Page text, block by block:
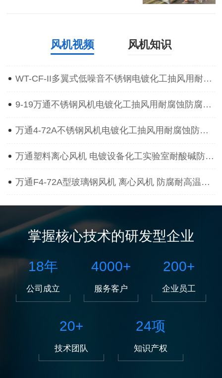
风机视频 风机知识
WT-CF-II多翼式低噪音不锈钢电镀化工抽风用耐腐蚀防腐离心通风机
9-19万通不锈钢风机电镀化工抽风用耐腐蚀防腐防爆离心通风机
万通4-72A不锈钢风机电镀化工抽风用耐腐蚀防腐防爆离心通风机
万通塑料离心风机 电镀设备化工实验室耐酸碱防腐蚀抽风用通风机
万通F4-72A型玻璃钢风机 离心风机 防腐耐高温离心风机
掌握核心技术的研发型企业
18年
公司成立
4000+
服务客户
200+
企业员工
20+
技术团队
24项
知识产权